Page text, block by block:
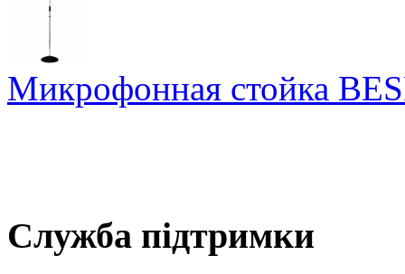
Микрофонная стойка
Служба підтримки